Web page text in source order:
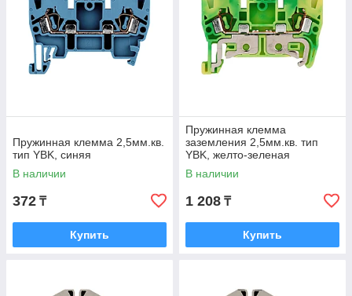
Пружинная клемма 2,5мм.кв.
тип YBK, синяя
В наличии
372 ₸
Купить
Пружинная клемма
заземления 2,5мм.кв. тип
YBK, желто-зеленая
В наличии
1 208 ₸
Купить